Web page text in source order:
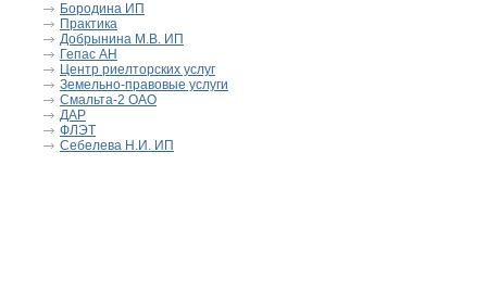
Бородина ИП
Практика
Добрынина М.В. ИП
Гепас АН
Центр риелторских услуг
Земельно-правовые услуги
Смальта-2 ОАО
ДАР
ФЛЭТ
Себелева Н.И. ИП